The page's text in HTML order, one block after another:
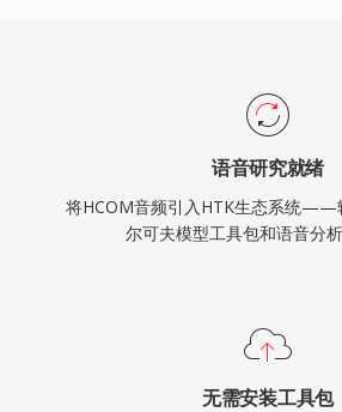
语音研究就绪
将HCOM音频引入HTK生态系统——
尔可夫模型工具包和语音分析
无需安装工具包